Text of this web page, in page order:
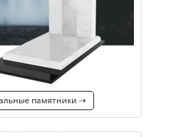
памятники ⇢